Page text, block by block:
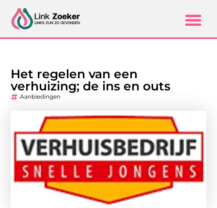
Het regelen van een
verhuizing; de ins en outs
Aanbiedingen